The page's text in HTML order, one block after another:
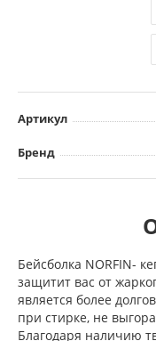
Артикул
Бренд
Бейсболка NORFIN-
защитит вас от
является более
при стирке, не
Благодаря наличию